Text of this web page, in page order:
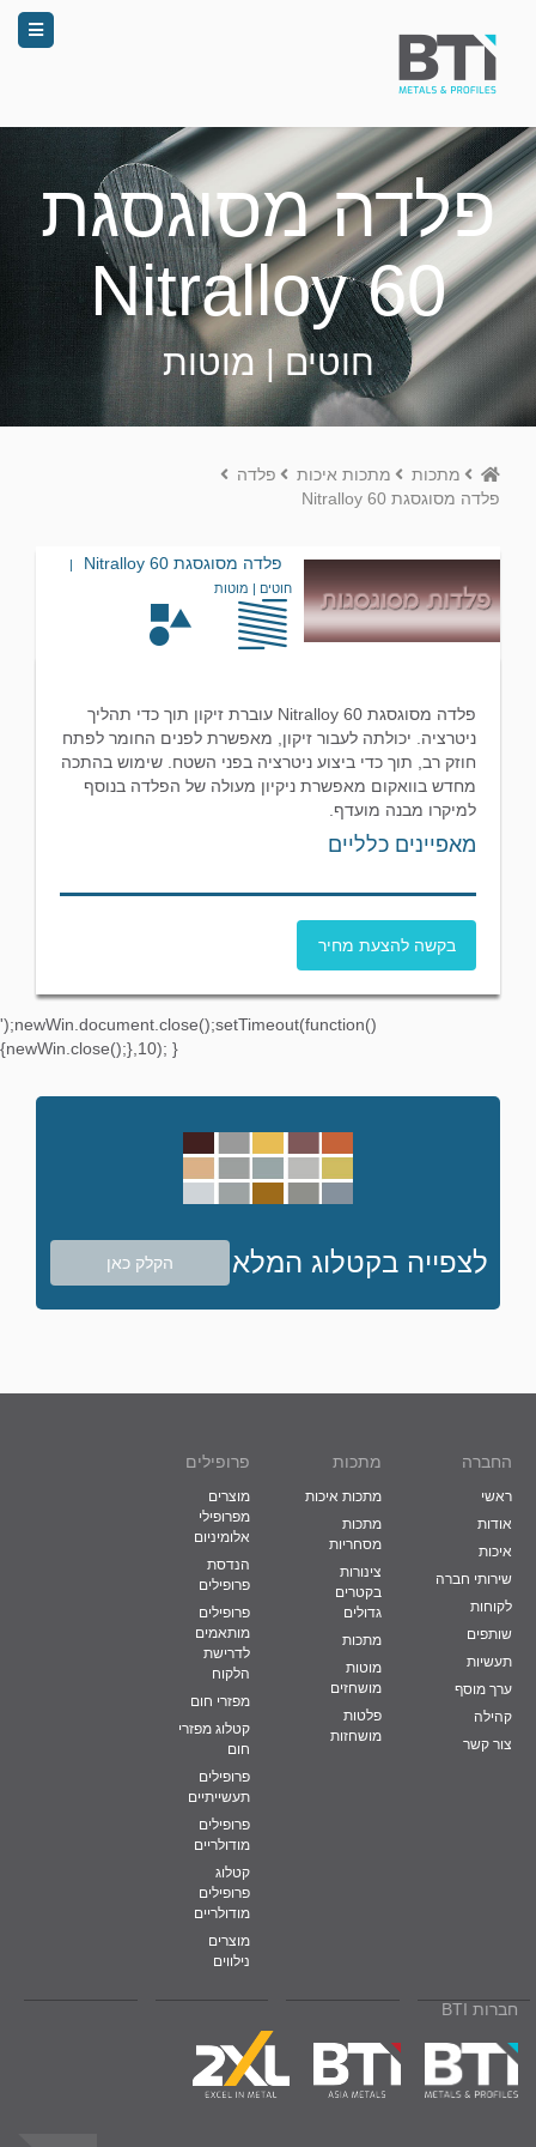
פלדה מסוגסגת
Nitralloy 60
חוטים | מוטות
Homeמתכות מתכות איכות
פלדה
פלדה מסוגסגת Nitralloy 60
פלדה מסוגסגת Nitralloy 60
|
חוטים | מוטות
פלדה מסוגסגת Nitralloy 60 עוברת זיקון תוך כדי תהליך
ניטרציה. יכולתה לעבור זיקון, מאפשרת לפנים החומר לפתח
חוזק רב, תוך כדי ביצוע ניטרציה בפני השטח. שימוש בהתכה
מחדש בוואקום מאפשרת ניקיון מעולה של הפלדה בנוסף
למיקרו מבנה מועדף.
מאפיינים כלליים
בקשה להצעת מחיר
');newWin.document.close();setTimeout(function()
{newWin.close();},10); }
לצפייה בקטלוג המלא הקלק כאן
החברה
ראשי
אודות
איכות
שירותי חברה
לקוחות
שותפים
תעשיות
ערך מוסף
קהילה
צור קשר
מתכות
מתכות איכות
מתכות
מסחריות
צינורות
בקטרים
גדולים
מתכות
מוטות
מושחזים
פלטות
מושחזות
פרופילים
מוצרים
מפרופילי
אלומיניום
הנדסת
פרופילים
פרופילים
מותאמים
לדרישת
הלקוח
מפזרי חום
קטלוג מפזרי
חום
פרופילים
תעשייתיים
פרופילים
מודולריים
קטלוג
פרופילים
מודולריים
מוצרים
נילווים
חברות BTI